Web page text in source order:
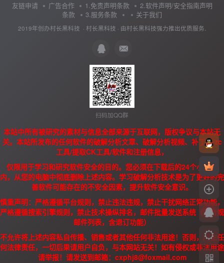
友链申请 广告合作 1.免责声明条款
2.软件声明/安全指南声明
条款
3.服务条款 关于我们
2019年创办村长黑科技 · 村长黑科技 · 由村长黑科技强力推出优质服务.
扫码加QQ群
本站中所有被研究的素材与信息全部来源于互联网，版权争议与本站无
关。本站所发布的任何软件的破解分析文章、破解分析视频、补丁、/zc
工具/提取CK工具/软件和注册信息，
仅限用于学习和研究软件安全的目的。您必须在下载后的24个小时之
内，从您的电脑中彻底删除上述内容。学习破解分析技术是为了更好的完
善软件可能存在的不安全因素，提升软件安全意识。
慎重声明：严格遵循平台规则，禁止违法违规，禁止干扰网络正常功能，
严格遵循搜索引擎规则，禁止技术操纵排名，邮件批量发送系统（需合规
邮件列表，含退订功能）
不允许将上述内容私自传播、销售或者其他任何非法用途！否则，产生任
何法律责任，一切后果请用户自负，与本网站无关！如有侵权或非法用途
请举报！请发送到邮箱：cxphj8@foxmail.com